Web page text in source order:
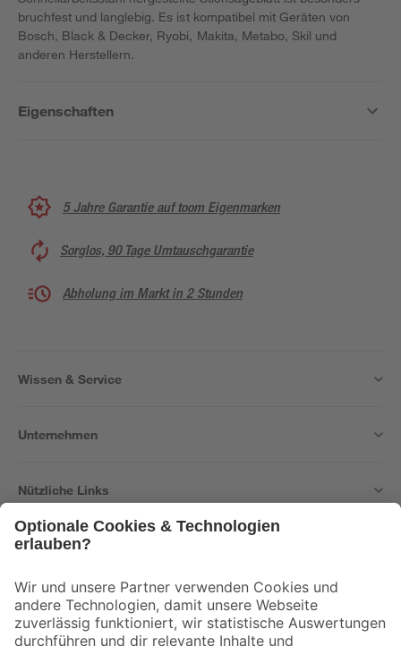
bruchfest und langlebig. Es ist kompatibel mit Geräten von
Bosch, Black & Decker, Ryobi, Makita, Metabo, Skil und
anderen Herstellern.
Eigenschaften
5 Jahre Garantie auf toom Eigenmarken
Sorglos, 90 Tage Umtauschgarantie
Abholung im Markt in 2 Stunden
Wissen & Service
Unternehmen
Nützliche Links
Der toom Newsletter: Keine Angebote und Aktionen mehr verpassen!
Zur Newsletter Anmeldung